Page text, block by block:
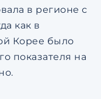
в регионе с
как в
Корее было
показателя на